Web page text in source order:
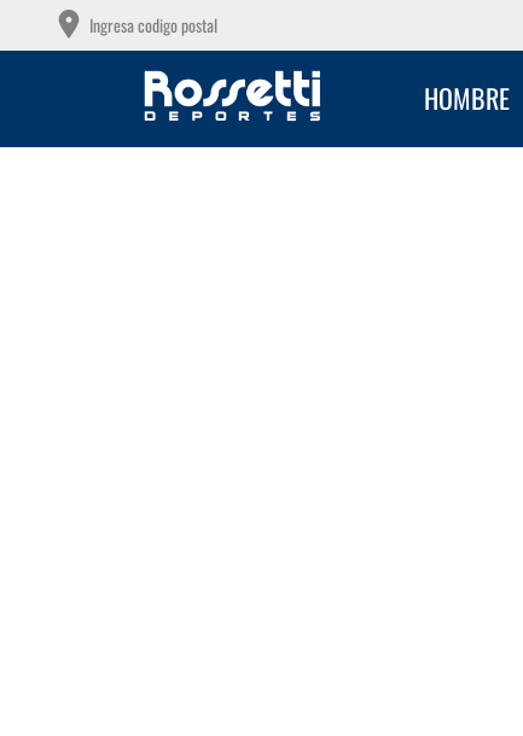
Ingresa codigo postal
HOMBRE